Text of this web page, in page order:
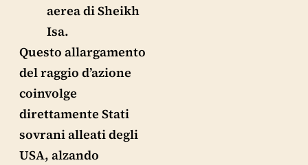
aerea di Sheikh
Isa.
Questo allargamento
del raggio d’azione
coinvolge
direttamente Stati
sovrani alleati degli
USA, alzando